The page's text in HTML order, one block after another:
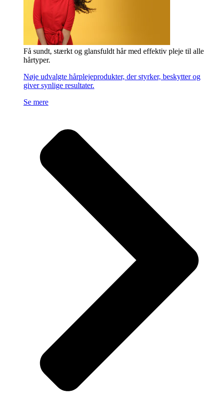
Få sundt, stærkt og glansfuldt hår med effektiv pleje til alle
hårtyper.
Nøje udvalgte hårplejeprodukter, der styrker, beskytter og
giver synlige resultater.
Se mere